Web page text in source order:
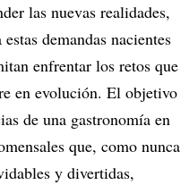
las nuevas realidades,
demandas nacientes
enfrentar los retos que
en evolución. El objetivo
de una gastronomía en
que, como nunca
y divertidas,